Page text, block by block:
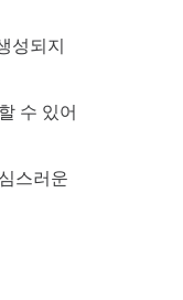
성되지
수 있어
스러운